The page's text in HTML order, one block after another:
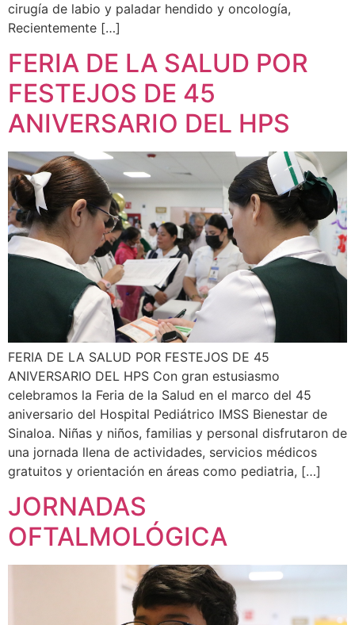
cirugía de labio y paladar hendido y oncología,
Recientemente […]
FERIA DE LA SALUD POR
FESTEJOS DE 45
ANIVERSARIO DEL HPS
FERIA DE LA SALUD POR FESTEJOS DE 45
ANIVERSARIO DEL HPS Con gran estusiasmo
celebramos la Feria de la Salud en el marco del 45
aniversario del Hospital Pediátrico IMSS Bienestar de
Sinaloa. Niñas y niños, familias y personal disfrutaron de
una jornada llena de actividades, servicios médicos
gratuitos y orientación en áreas como pediatria, […]
JORNADAS
OFTALMOLÓGICA